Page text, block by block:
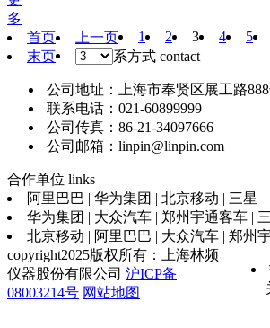
多
首页
上一页 1 2 3 4 5
末页
系方式 contact
公司地址：上海市奉贤区展工路
联系电话：021-60899999
公司传真：86-21-34097666
公司邮箱：linpin@linpin.com
合作单位 links
阿里巴巴 | 华为集团 | 北京移动 | 三星
华为集团 | 大众汽车 | 郑州宇通客车 |
北京移动 | 阿里巴巴 | 大众汽车 | 郑州
copyright2025版权所有：上海林频
仪器股份有限公司 沪ICP备
08003214号 网站地图